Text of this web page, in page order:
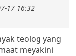
17 16:32
teolog yang
meyakini